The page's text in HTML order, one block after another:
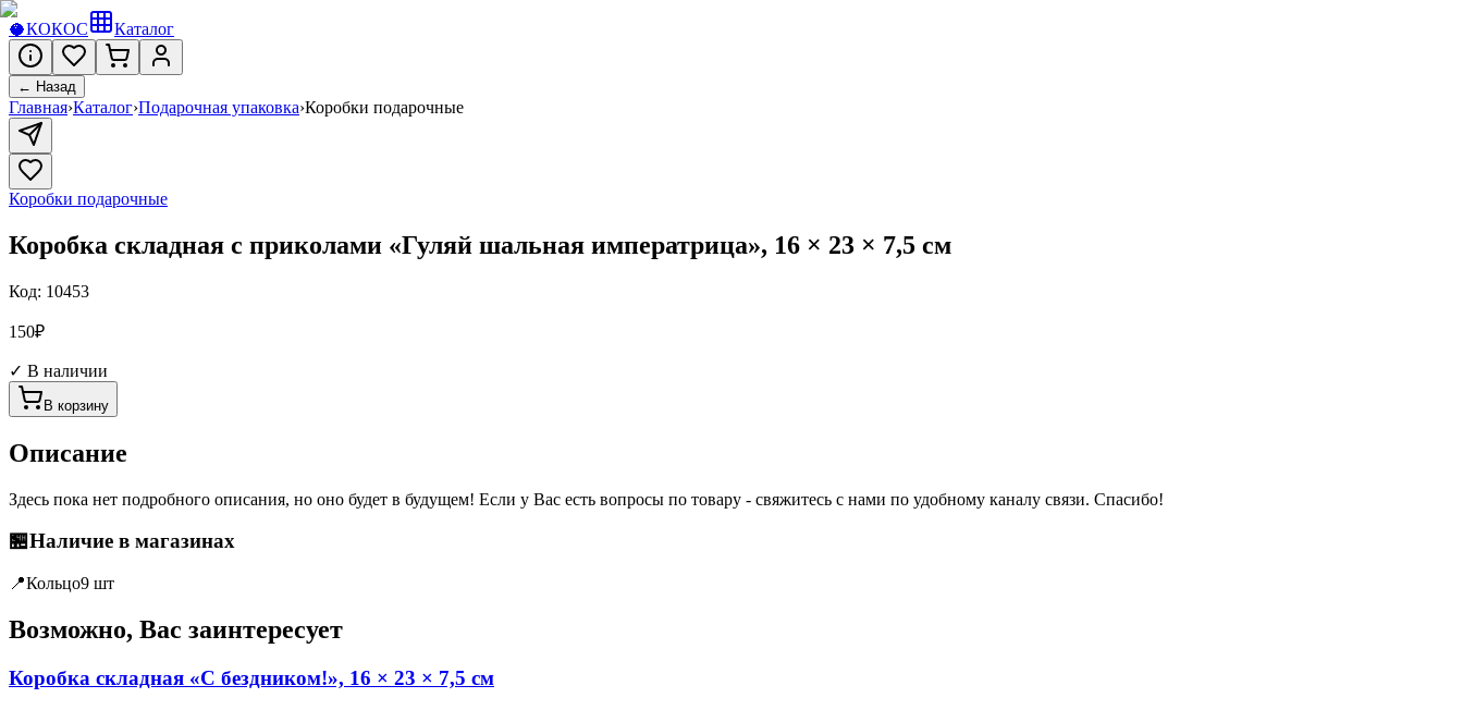
🥥КОКОС Каталог
← Назад
Главная›Каталог›Подарочная упаковка›Коробки подарочные
Коробки подарочные
Коробка складная с приколами «Гуляй шальная императрица», 16 × 23 × 7,5 см
Код: 10453
150₽
✓ В наличии
В корзину
Описание
Здесь пока нет подробного описания, но оно будет в будущем! Если у Вас есть вопросы по товару - свяжитесь с нами по удобному каналу связи. Спасибо!
🏪Наличие в магазинах
📍Кольцо9 шт
Возможно, Вас заинтересует
Коробка складная «С бездником!», 16 × 23 × 7,5 см